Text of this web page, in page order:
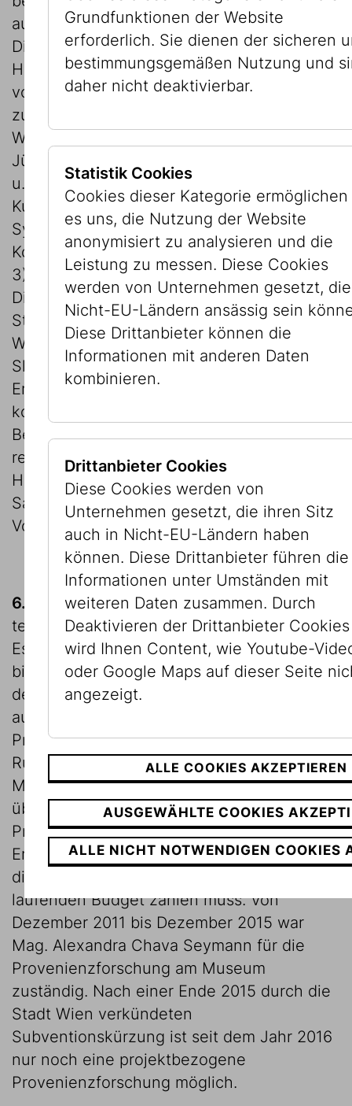
aus der sogenannten „Masse Adria“ trugen.
Die „Masse Adria“ ist ein Bestand vom
Hafen Triest, der sich aus dem Eigentum
von vertriebenen bzw. deportierten Juden
zusammensetzte (siehe Aufsatz dazu von
Wiebke Krohn, Reste der Masse Adria im
Jüdischen Museum Wien, in: Eva Blimlinger
u. Monika Mayer (Hg.), Kunst sammeln,
Kunst handeln. Beiträge des Internationalen
Symposiums in Wien (= Schriftenreihe der
Kommission für Provenienzforschung, Bd.
3), Wien – Köln – Weimar 2012, p. 289-301).
Die Ergebnisse wurden der IKG und der
Stadt Wien Ende März 2011 übergeben.
Während unter den vierzehn Bildern der
Slg. IKG sich bei vier Bildern eine
Erbensuche als aussichtsreich herausstellte,
konnte bei den Bildern der Sammlung
Berger kein Hinweis auf einen Vorbesitzer
respektive Erben ausgemacht werden.
Hinsichtlich der vier Bilder aus der
Sammlung IKG liegt die Entscheidung beim
Vorstand der IKG.
6. Im Zeitraum der notwendig gewordenen
technischen Renovierung des Palais
Eskeles in der Dorotheergasse von Jänner
bis Oktober 2011 waren die Sammlungen
des JMW ausgelagert und in Außendepots
aufbewahrt. Daher war in dieser Zeit keine
Provenienzforschung möglich. Nach der
Rückräumung der Sammlungen in das
Museum wurde mit der Stadt Wien erneut
über eine Finanzierung der
Provenienzforschung verhandelt mit dem
Ergebnis, dass das Museum die Kosten für
die Provenienzforschung aus dem
laufenden Budget zahlen muss. Von
Dezember 2011 bis Dezember 2015 war
Mag. Alexandra Chava Seymann für die
Provenienzforschung am Museum
zuständig. Nach einer Ende 2015 durch die
Stadt Wien verkündeten
Subventionskürzung ist seit dem Jahr 2016
nur noch eine projektbezogene
Provenienzforschung möglich.
Grundfunktionen der Website
erforderlich. Sie dienen der sicheren
bestimmungsgemäßen Nutzung und
daher nicht deaktivierbar.
Statistik Cookies
Cookies dieser Kategorie ermöglichen
es uns, die Nutzung der Website
anonymisiert zu analysieren und die
Leistung zu messen. Diese Cookies
werden von Unternehmen gesetzt,
Nicht-EU-Ländern ansässig sein
Diese Drittanbieter können die
Informationen mit anderen Daten
kombinieren.
Drittanbieter Cookies
Diese Cookies werden von
Unternehmen gesetzt, die ihren Sitz
auch in Nicht-EU-Ländern haben
können. Diese Drittanbieter führen die
Informationen unter Umständen mit
weiteren Daten zusammen. Durch
Deaktivieren der Drittanbieter Cookies
wird Ihnen Content, wie Youtube-
oder Google Maps auf dieser Seite
angezeigt.
ALLE COOKIES AKZEPTIEREN
AUSGEWÄHLTE COOKIES
ALLE NICHT NOTWENDIGEN COOKIES